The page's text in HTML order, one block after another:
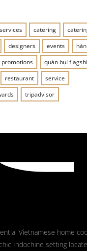
catering
designers events
promotions
quán bụi
restaurant
service
tripadvisor
Vietnamese home
Indochine setting